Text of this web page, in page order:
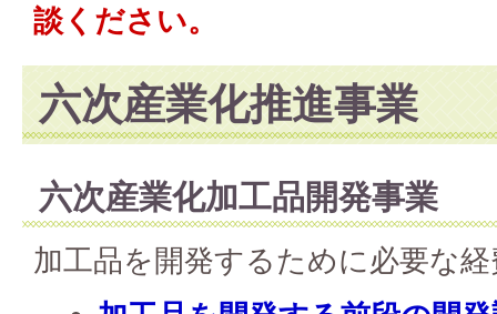
談ください。
六次産業化推進事業
六次産業化加工品開発事業
加工品を開発するために必要な